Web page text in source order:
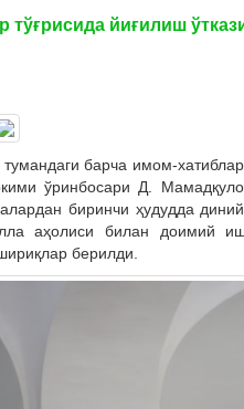
тўғрисида йиғилиш
барча имом-
ўринбосари Д.
биринчи ҳудудда
аҳолиси билан доимий
берилди.